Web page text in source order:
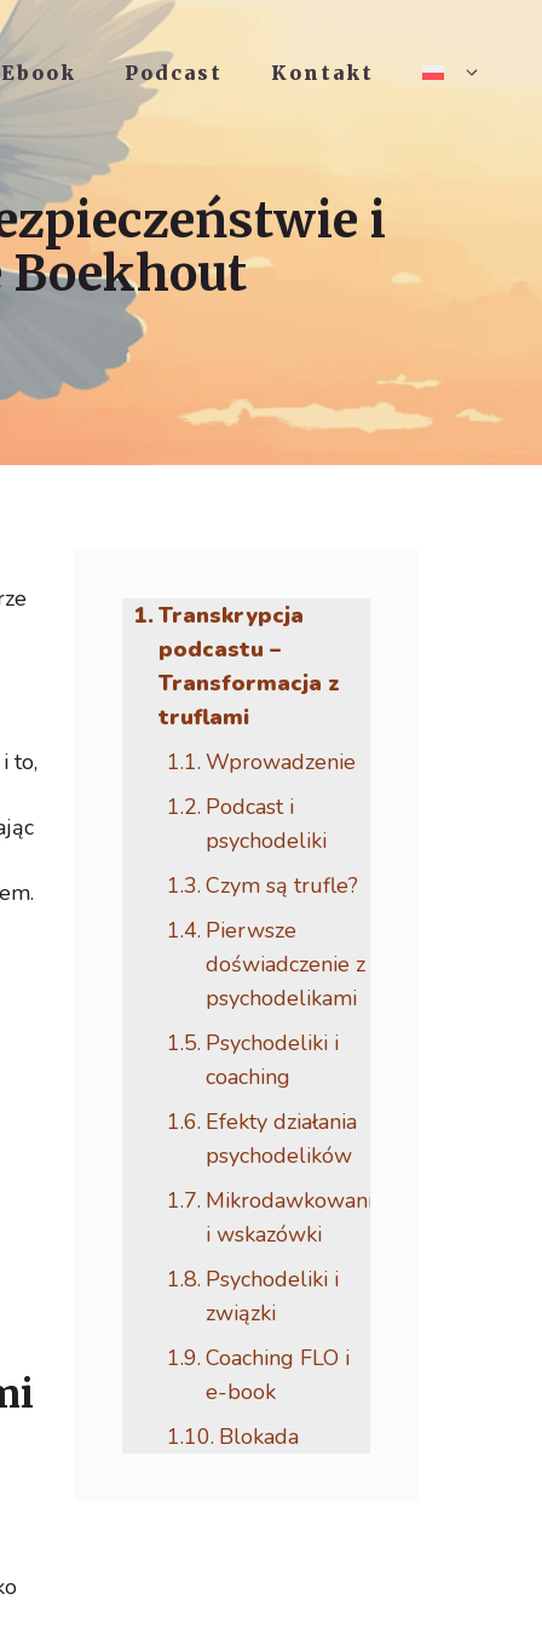
Ebook Podcast Kontakt
i
Boekhout
to,
Transkrypcja
podcastu –
Transformacja z
truflami
Wprowadzenie
Podcast i
psychodeliki
Czym są trufle?
Pierwsze
doświadczenie z
psychodelikami
Psychodeliki i
coaching
Efekty działania
psychodelików
Mikrodawkowanie
i wskazówki
Psychodeliki i
związki
Coaching FLO i
e-book
Blokada